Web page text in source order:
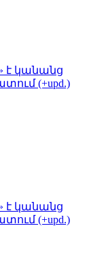
է կանանց
(+upd.)
է կանանց
(+upd.)